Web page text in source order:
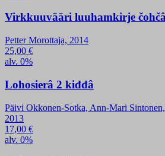
Virkkuuvääri luuhamkirje
Petter Morottaja, 2014
25,00 €
alv. 0%
Lohosierâ 2 kiđđâ
Päivi Okkonen-Sotka, Ann-Mari
2013
17,00 €
alv. 0%